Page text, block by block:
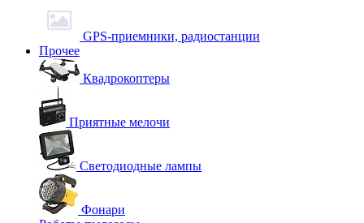
GPS-приемники, радиостанции
Прочее
Квадрокоптеры
Приятные мелочи
Светодиодные лампы
Фонари